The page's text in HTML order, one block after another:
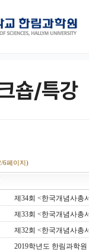
숍/특강
6페이지)
제34회 <한국개념사총
제33회 <한국개념사총
제32회 <한국개념사총
2019학년도 한림과학